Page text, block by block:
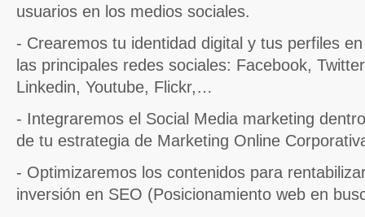
usuarios en los medios sociales.
- Crearemos tu identidad digital y tus perfiles en
las principales redes sociales: Facebook,
Linkedin, Youtube, Flickr,…
- Integraremos el Social Media marketing dentro
de tu estrategia de Marketing Online
- Optimizaremos los contenidos para
inversión en SEO (Posicionamiento web en